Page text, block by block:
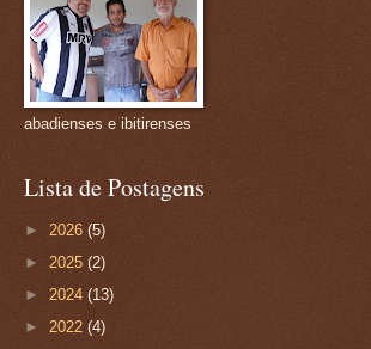
abadienses e ibitirenses
Lista de Postagens
► 2026 (5)
► 2025 (2)
► 2024 (13)
► 2022 (4)